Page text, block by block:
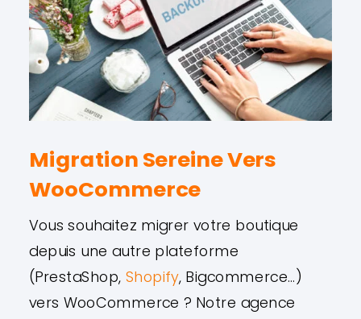
Migration Sereine Vers
WooCommerce
Vous souhaitez migrer votre boutique
depuis une autre plateforme
(PrestaShop, Shopify, Bigcommerce…)
vers WooCommerce ? Notre agence